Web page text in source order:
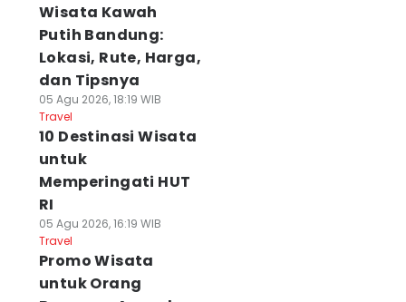
Wisata Kawah
Putih Bandung:
Lokasi, Rute, Harga,
dan Tipsnya
05 Agu 2026, 18:19 WIB
Travel
10 Destinasi Wisata
untuk
Memperingati HUT
RI
05 Agu 2026, 16:19 WIB
Travel
Promo Wisata
untuk Orang